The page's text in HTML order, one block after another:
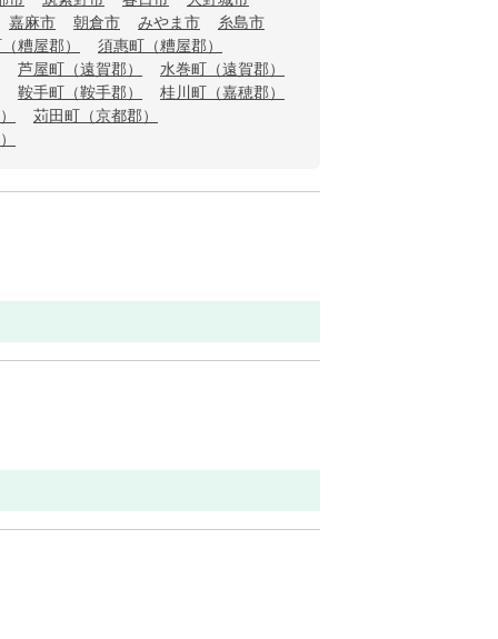
嘉麻市
朝倉市 みやま市
糸島市
糟屋郡）
須惠町（糟屋郡）
芦屋町（遠賀郡）
水巻町（遠賀郡）
鞍手町（鞍手郡）
桂川町（嘉穂郡）
苅田町（京都郡）